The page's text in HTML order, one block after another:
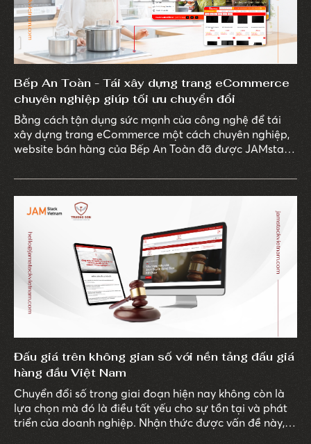
Bếp An Toàn - Tái xây dựng trang eCommerce
chuyên nghiệp giúp tối ưu chuyển đổi
Bằng cách tận dụng sức mạnh của công nghệ để tái
xây dựng trang eCommerce một cách chuyên nghiệp,
website bán hàng của Bếp An Toàn đã được JAMstack
chuyển đổi trên trang. Từ giao diện đến các tính năng,
mỗi khâu đều được đội ngũ phát triển của chúng tôi
thiết kế với sự tỉ mỉ và hiệu quả cao nhằm mang đến
trải nghiệm mua sắm vượt trội. Cùng tìm hiểu chi tiết
về dự án tại đây.
Đấu giá trên không gian số với nền tảng đấu giá
hàng đầu Việt Nam
Chuyển đổi số trong giai đoạn hiện nay không còn là
lựa chọn mà đó là điều tất yếu cho sự tồn tại và phát
triển của doanh nghiệp. Nhận thức được vấn đề này,